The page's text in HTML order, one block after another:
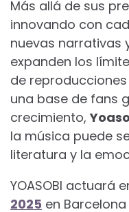
Más allá de sus
innovando con
nuevas narrativas
expanden los
de
una base de fans
crecimiento,
la música puede
literatura y la
YOASOBI actuará
2025 en Barcelona